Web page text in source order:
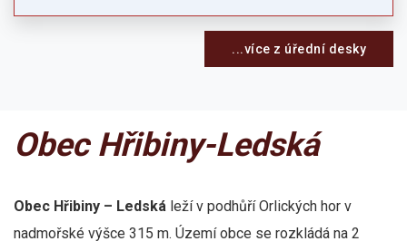
...více z úřední desky
Obec Hřibiny-Ledská
Obec Hřibiny – Ledská leží v podhůří Orlických hor v
nadmořské výšce 315 m. Území obce se rozkládá na 2